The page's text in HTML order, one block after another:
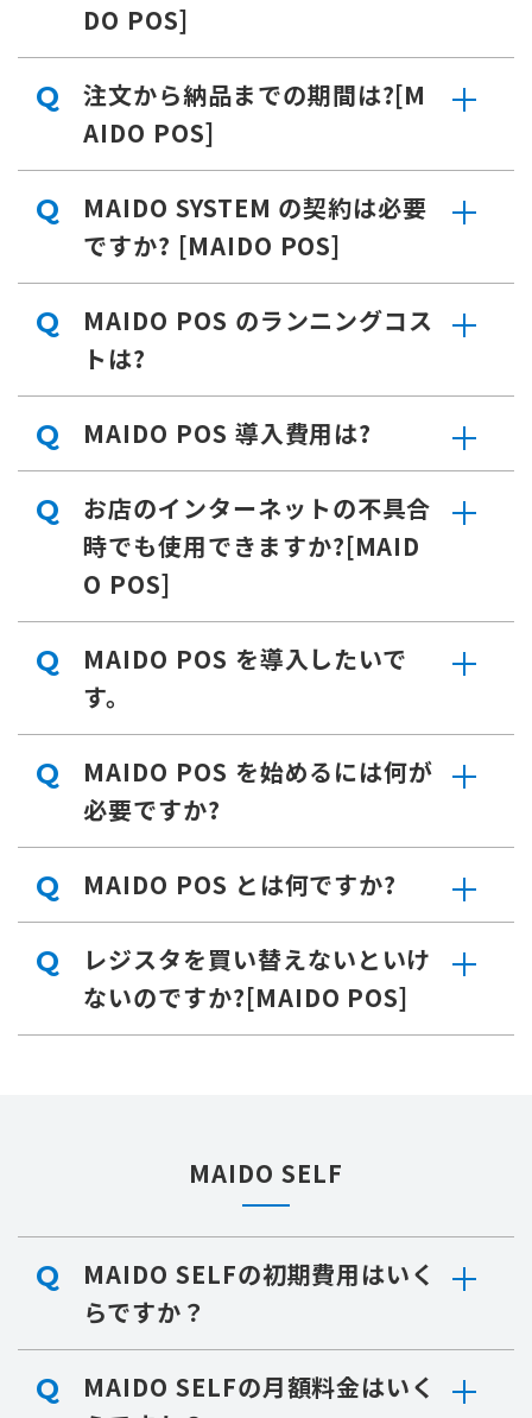
DO POS]
Q
注文から納品までの期間は?[M
AIDO POS]
Q
MAIDO SYSTEM の契約は必要
ですか? [MAIDO POS]
Q
MAIDO POS のランニングコス
トは?
Q MAIDO POS 導入費用は?
Q
お店のインターネットの不具合
時でも使用できますか?[MAID
O POS]
Q
MAIDO POS を導入したいで
す。
Q
MAIDO POS を始めるには何が
必要ですか?
Q MAIDO POS とは何ですか?
Q
レジスタを買い替えないといけ
ないのですか?[MAIDO POS]
MAIDO SELF
Q
MAIDO SELFの初期費用はいく
らですか？
Q
MAIDO SELFの月額料金はいく